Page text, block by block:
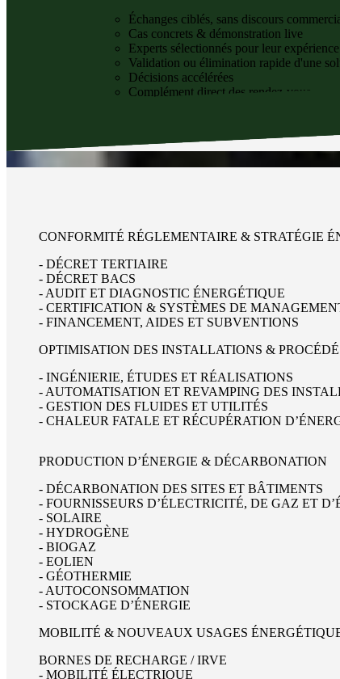
Échanges ciblés, sans discours
Cas concrets & démonstration live
Experts sélectionnés pour leur
Validation ou élimination rapide d'une
Décisions accélérées
Complément direct des rendez-vous
CONFORMITÉ RÉGLEMENTAIRE & STRATÉGIE
- DÉCRET TERTIAIRE
- DÉCRET BACS
- AUDIT ET DIAGNOSTIC ÉNERGÉTIQUE
- CERTIFICATION & SYSTÈMES DE
- FINANCEMENT, AIDES ET SUBVENTIONS
OPTIMISATION DES INSTALLATIONS &
- INGÉNIERIE, ÉTUDES ET RÉALISATIONS
- AUTOMATISATION ET REVAMPING DES
- GESTION DES FLUIDES ET UTILITÉS
- CHALEUR FATALE ET RÉCUPÉRATION
PRODUCTION D’ÉNERGIE & DÉCARBONATION
- DÉCARBONATION DES SITES ET BÂTIMENTS
- FOURNISSEURS D’ÉLECTRICITÉ, DE GAZ ET
- SOLAIRE
- HYDROGÈNE
- BIOGAZ
- EOLIEN
- GÉOTHERMIE
- AUTOCONSOMMATION
- STOCKAGE D’ÉNERGIE
MOBILITÉ & NOUVEAUX USAGES
BORNES DE RECHARGE / IRVE
- MOBILITÉ ÉLECTRIQUE